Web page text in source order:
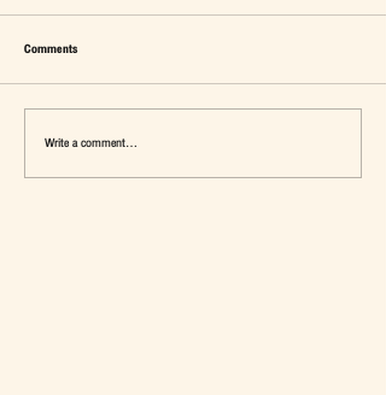
เมื่อ Self-concept ถูกเติมเต็ม Fashion อาจ
จะไม่ใช่คำตอบ
Comments
Write a comment...